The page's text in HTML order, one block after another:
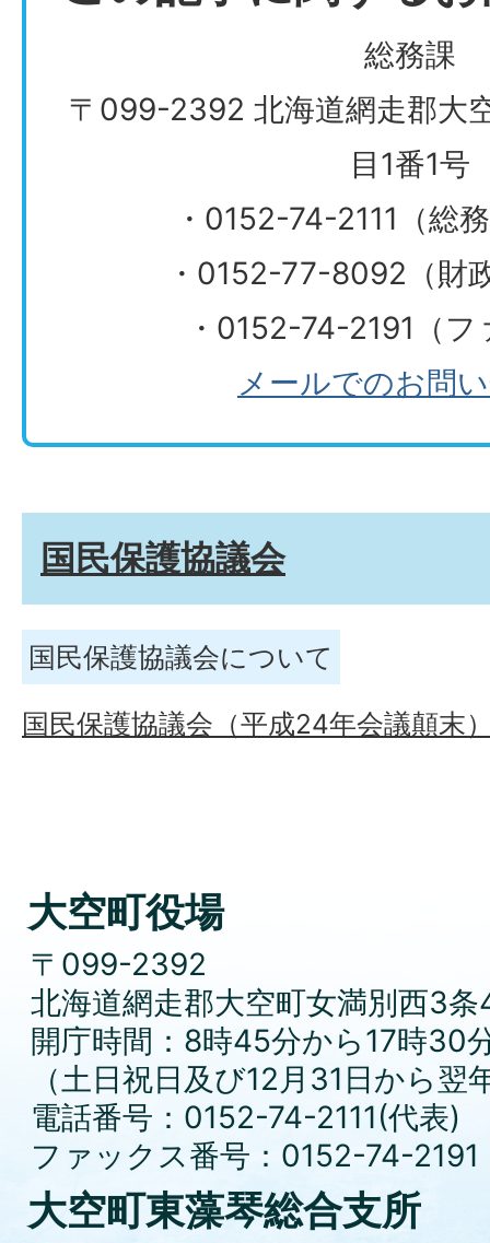
総務課
〒099-2392 北海道網走郡大
目1番1号
・0152-74-2111（総
・0152-77-8092（財
・0152-74-2191（
メールでのお問
国民保護協議会
国民保護協議会について
国民保護協議会（平成24年会議顛末
大空町役場
〒099-2392
北海道網走郡大空町女満別西3条
開庁時間：8時45分から17時30
（土日祝日及び12月31日から
電話番号：0152-74-2111(代表)
ファックス番号：0152-74-2191
大空町東藻琴総合支所